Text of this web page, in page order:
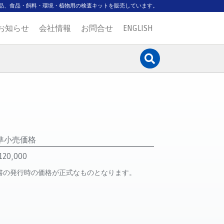
食品・飼料・環境・植物用の検査キットを販売しています。
知らせ 会社情報 お問合せ ENGLISH
小売価格
発行時の価格が正式なものとなります。